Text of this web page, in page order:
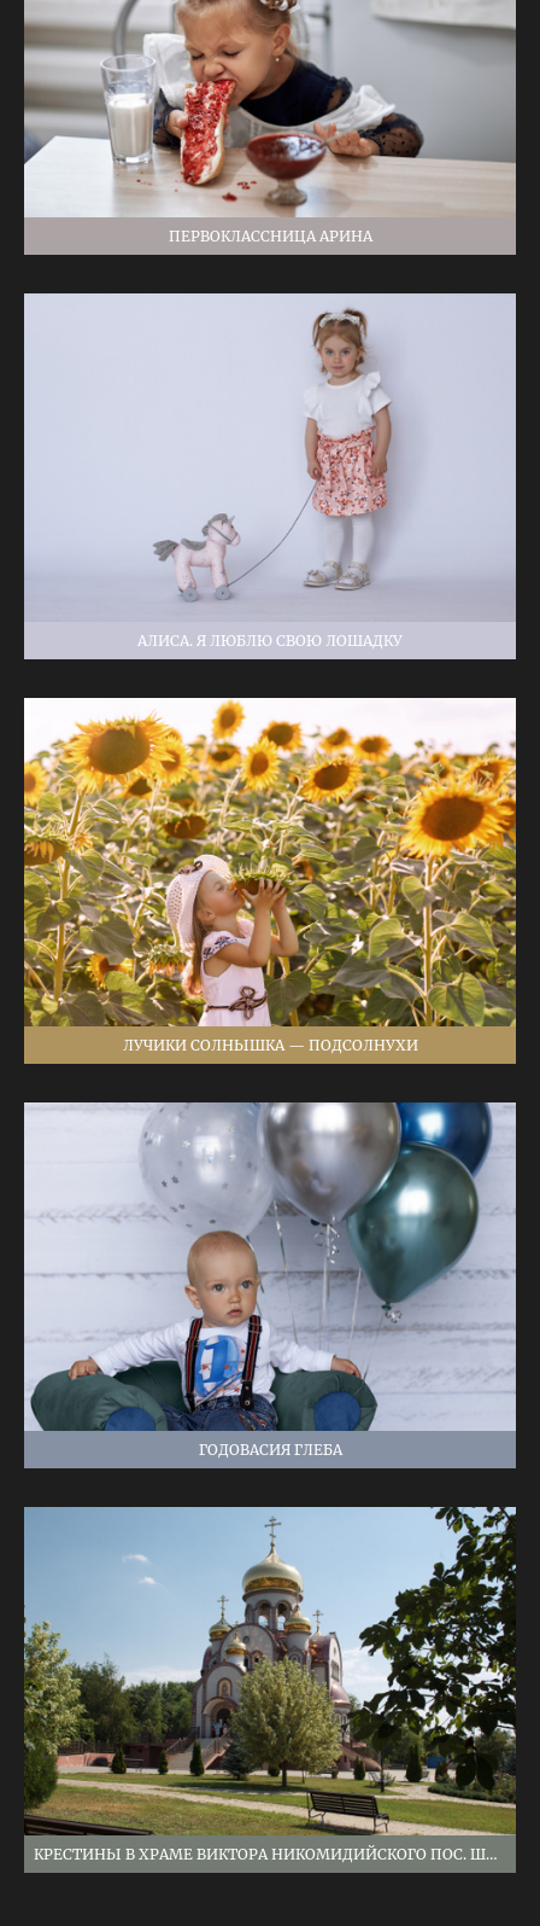
ПЕРВОКЛАССНИЦА АРИНА
АЛИСА. Я ЛЮБЛЮ СВОЮ ЛОШАДКУ
ЛУЧИКИ СОЛНЫШКА — ПОДСОЛНУХИ
ГОДОВАСИЯ ГЛЕБА
КРЕСТИНЫ В ХРАМЕ ВИКТОРА НИКОМИДИЙСКОГО ПОС. ШОЛОХОВСКИЙ